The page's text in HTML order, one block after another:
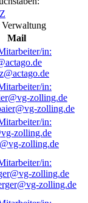
Z
Mail
zolling.de
zolling.de
zolling.de